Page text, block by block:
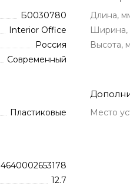
Б0030780
Interior Office
Россия
Современный
Длина,
Ширина,
Высота,
Пластиковые Место
4640002653178
12.7